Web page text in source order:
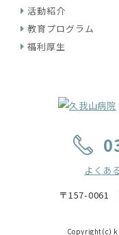
活動紹介
教育プログラム
福利厚生
よくあ
〒157-0061
Copyright(c)